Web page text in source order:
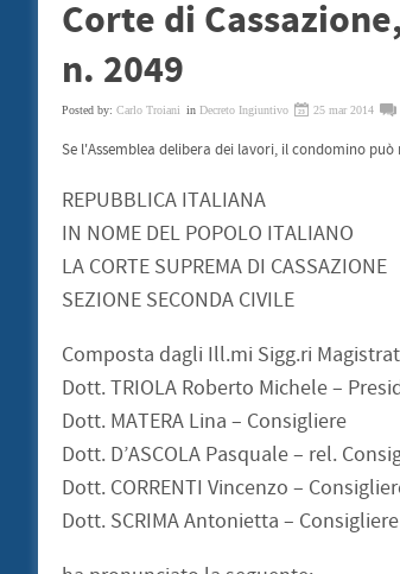
Corte di
n. 2049
Posted by: Carlo Troiani in Decreto Ingiuntivo 25 mar 2014
Se l'Assemblea delibera dei lavori, il condomino
REPUBBLICA ITALIANA
IN NOME DEL POPOLO ITALIANO
LA CORTE SUPREMA DI CASSAZIONE
SEZIONE SECONDA CIVILE
Composta dagli Ill.mi Sigg.ri
Dott. TRIOLA Roberto Michele –
Dott. MATERA Lina – Consigliere
Dott. D’ASCOLA Pasquale – rel.
Dott. CORRENTI Vincenzo –
Dott. SCRIMA Antonietta – Consigliere